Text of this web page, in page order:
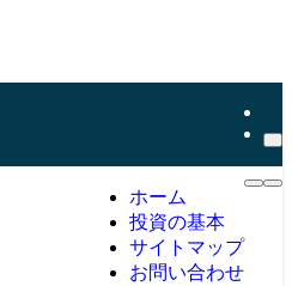
ホーム
投資の基本
サイトマップ
お問い合わせ